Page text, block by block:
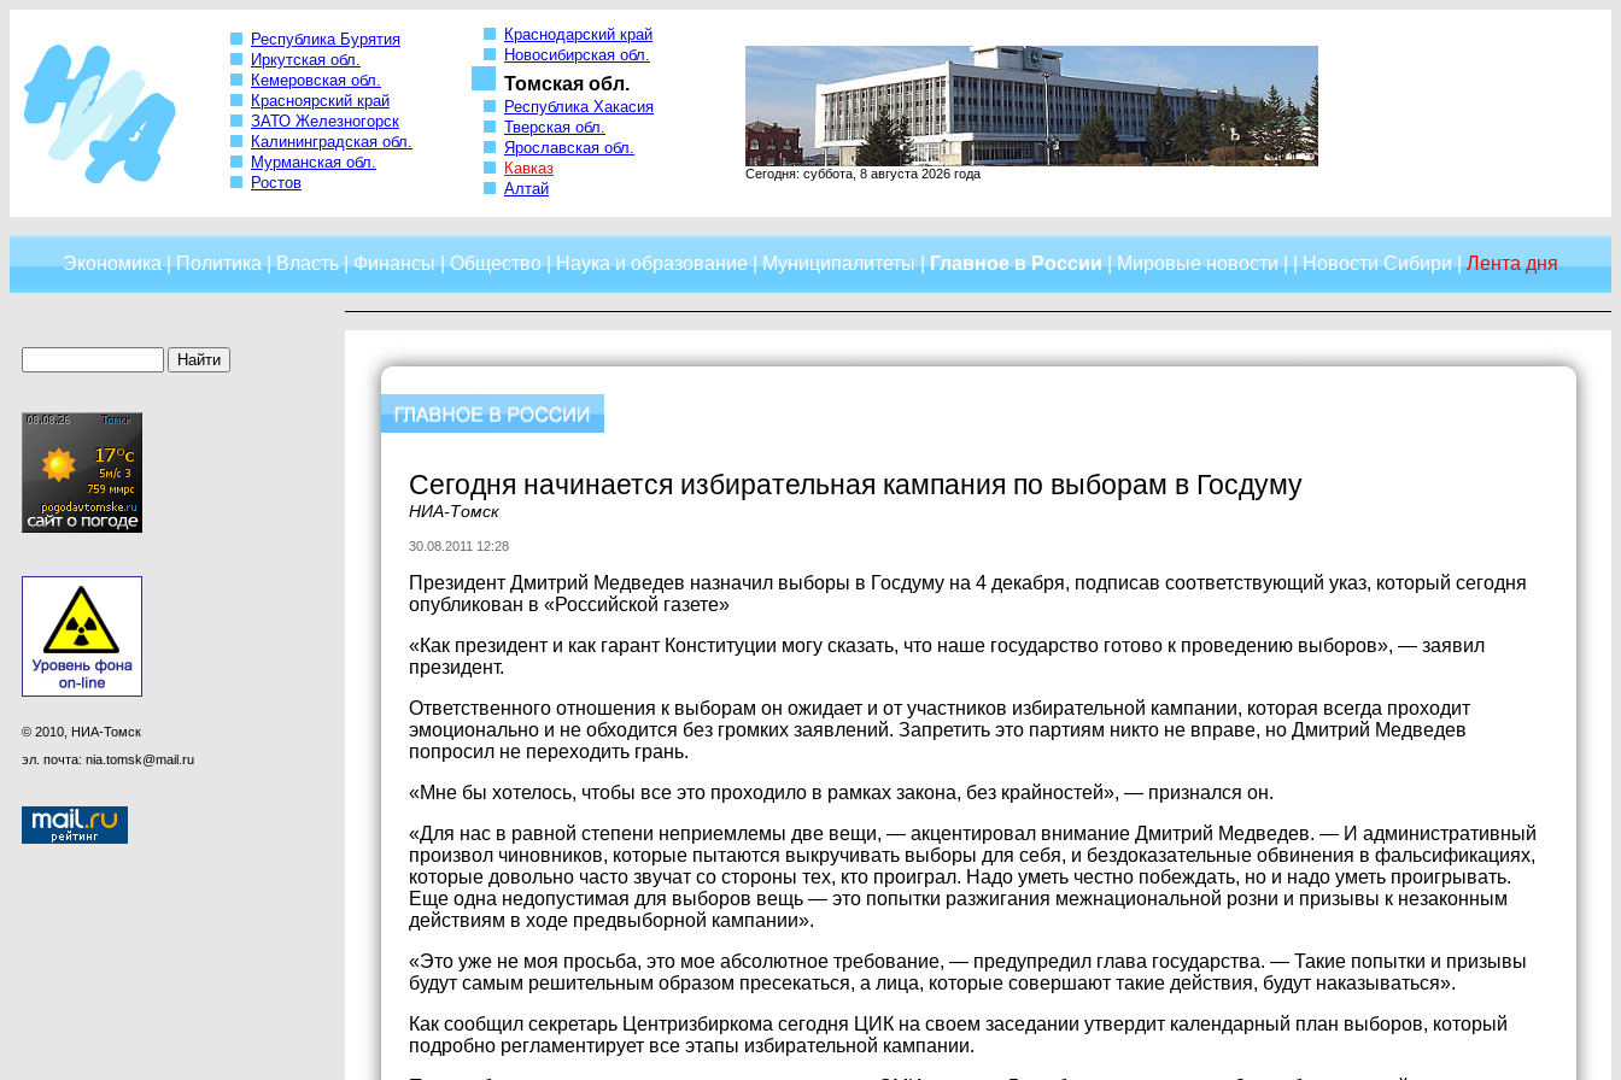
Республика Бурятия
Иркутская обл.
Кемеровская обл.
Красноярский край
ЗАТО Железногорск
Калининградская обл.
Мурманская обл.
Ростов
Краснодарский край
Новосибирская обл.
Томская обл.
Республика Хакасия
Тверская обл.
Ярославская обл.
Кавказ
Алтай
Сегодня: суббота, 8 августа 2026 года
Экономика|Политика|Власть|Финансы|Общество|Наука и образование|Муниципалитеты|Главное в России|Мировые новости| |Новости Сибири|Лента дня
© 2010, НИА-Томск
эл. почта: nia.tomsk@mail.ru
Сегодня начинается избирательная кампания по выборам в Госдуму
НИА-Томск
30.08.2011 12:28
Президент Дмитрий Медведев назначил выборы в Госдуму на 4 декабря, подписав соответствующий указ, который сегодня
опубликован в «Российской газете»
«Как президент и как гарант Конституции могу сказать, что наше государство готово к проведению выборов», — заявил
президент.
Ответственного отношения к выборам он ожидает и от участников избирательной кампании, которая всегда проходит
эмоционально и не обходится без громких заявлений. Запретить это партиям никто не вправе, но Дмитрий Медведев
попросил не переходить грань.
«Мне бы хотелось, чтобы все это проходило в рамках закона, без крайностей», — признался он.
«Для нас в равной степени неприемлемы две вещи, — акцентировал внимание Дмитрий Медведев. — И административный
произвол чиновников, которые пытаются выкручивать выборы для себя, и бездоказательные обвинения в фальсификациях,
которые довольно часто звучат со стороны тех, кто проиграл. Надо уметь честно побеждать, но и надо уметь проигрывать.
Еще одна недопустимая для выборов вещь — это попытки разжигания межнациональной розни и призывы к незаконным
действиям в ходе предвыборной кампании».
«Это уже не моя просьба, это мое абсолютное требование, — предупредил глава государства. — Такие попытки и призывы
будут самым решительным образом пресекаться, а лица, которые совершают такие действия, будут наказываться».
Как сообщил секретарь Центризбиркома сегодня ЦИК на своем заседании утвердит календарный план выборов, который
подробно регламентирует все этапы избирательной кампании.